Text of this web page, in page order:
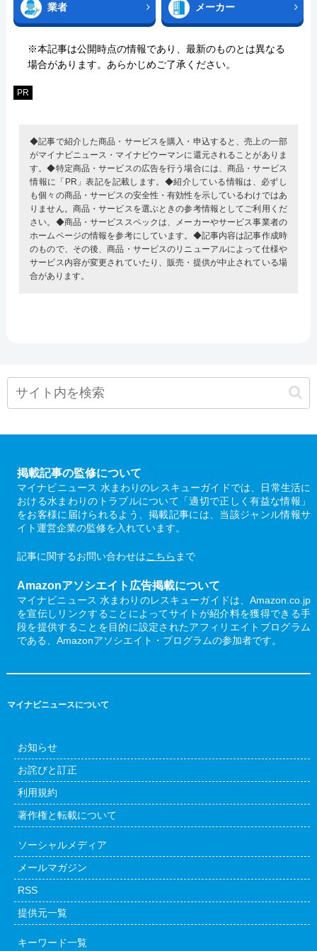
業者 メーカー
※本記事は公開時点の情報であり、最新のものとは異なる
場合があります。あらかじめご了承ください。
PR
◆記事で紹介した商品・サービスを購入・申込すると、売上の一部
がマイナビニュース・マイナビウーマンに還元されることがありま
す。◆特定商品・サービスの広告を行う場合には、商品・サービス
情報に「PR」表記を記載します。◆紹介している情報は、必ずし
も個々の商品・サービスの安全性・有効性を示しているわけではあ
りません。商品・サービスを選ぶときの参考情報としてご利用くだ
さい。◆商品・サービススペックは、メーカーやサービス事業者の
ホームページの情報を参考にしています。◆記事内容は記事作成時
のもので、その後、商品・サービスのリニューアルによって仕様や
サービス内容が変更されていたり、販売・提供が中止されている場
合があります。
掲載記事の監修について
マイナビニュース 水まわりのレスキューガイドでは、日常生活に
おける水まわりのトラブルについて「適切で正しく有益な情報」
をお客様に届けられるよう、掲載記事には、当該ジャンル情報サ
イト運営企業の監修を入れています。
記事に関するお問い合わせはこちら まで
Amazonアソシエイト広告掲載について
マイナビニュース 水まわりのレスキューガイドは、Amazon.co.jp
を宣伝しリンクすることによってサイトが紹介料を獲得できる手
段を提供することを目的に設定されたアフィリエイトプログラム
である、Amazonアソシエイト・プログラムの参加者です。
マイナビニュースについて
お知らせ
お詫びと訂正
利用規約
著作権と転載について
ソーシャルメディア
メールマガジン
RSS
提供元一覧
キーワード一覧